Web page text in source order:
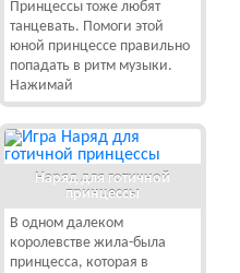
Принцессы тоже любят
танцевать. Помоги этой
юной принцессе правильно
попадать в ритм музыки.
Нажимай
Наряд для готичной
принцессы
В одном далеком
королевстве жила-была
принцесса, которая в